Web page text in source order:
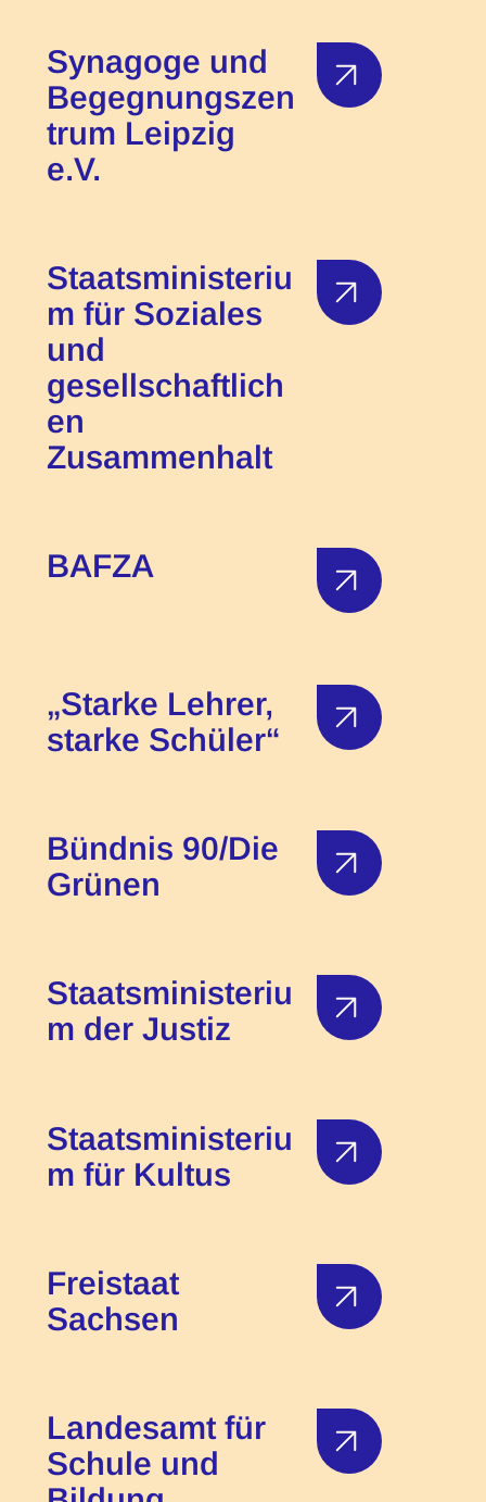
Synagoge und
Begegnungszen
trum Leipzig
e.V.
Staatsministeriu
m für Soziales
und
gesellschaftlich
en
Zusammenhalt
BAFZA
„Starke Lehrer,
starke Schüler“
Bündnis 90/Die
Grünen
Staatsministeriu
m der Justiz
Staatsministeriu
m für Kultus
Freistaat
Sachsen
Landesamt für
Schule und